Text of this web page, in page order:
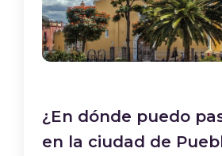
¿En dónde puedo
en la ciudad de